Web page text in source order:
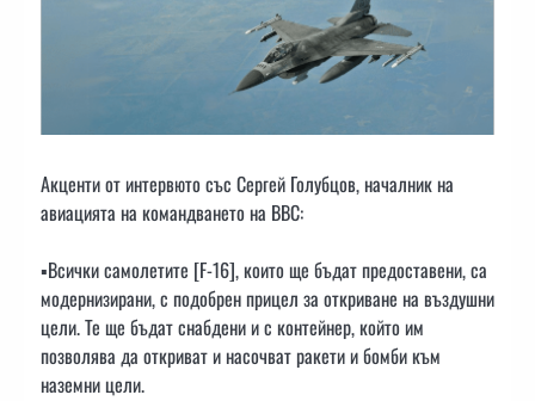
Акценти от интервюто със Сергей Голубцов, началник на
авиацията на командването на ВВС:
▪️Всички самолетите [F-16], които ще бъдат предоставени, са
модернизирани, с подобрен прицел за откриване на въздушни
цели. Те ще бъдат снабдени и с контейнер, който им
позволява да откриват и насочват ракети и бомби към
наземни цели.